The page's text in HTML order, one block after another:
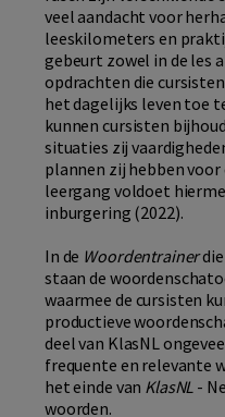
veel aandacht voor
leeskilometers en
gebeurt zowel in de les
opdrachten die
het dagelijks leven toe
kunnen cursisten
situaties zij
plannen zij hebben voor
leergang voldoet
inburgering (2022).
In de Woordentrainerdie
staan de
waarmee de cursisten
productieve
deel van KlasNL
frequente en relevante
het einde van KlasNL -
woorden.